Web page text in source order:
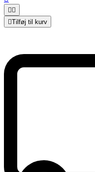
 
Tilføj til kurv